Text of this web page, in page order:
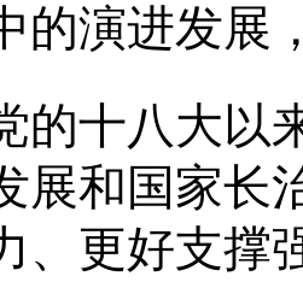
的演进发展
十八大以来
展和国家长
、更好支撑